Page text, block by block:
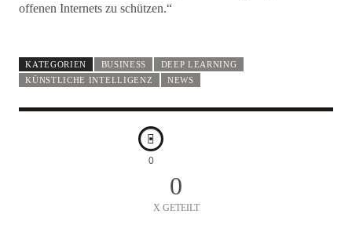
offenen Internets zu schützen.“
KATEGORIEN BUSINESS
DEEP LEARNING
KÜNSTLICHE INTELLIGENZ
NEWS
0
0
X GETEILT